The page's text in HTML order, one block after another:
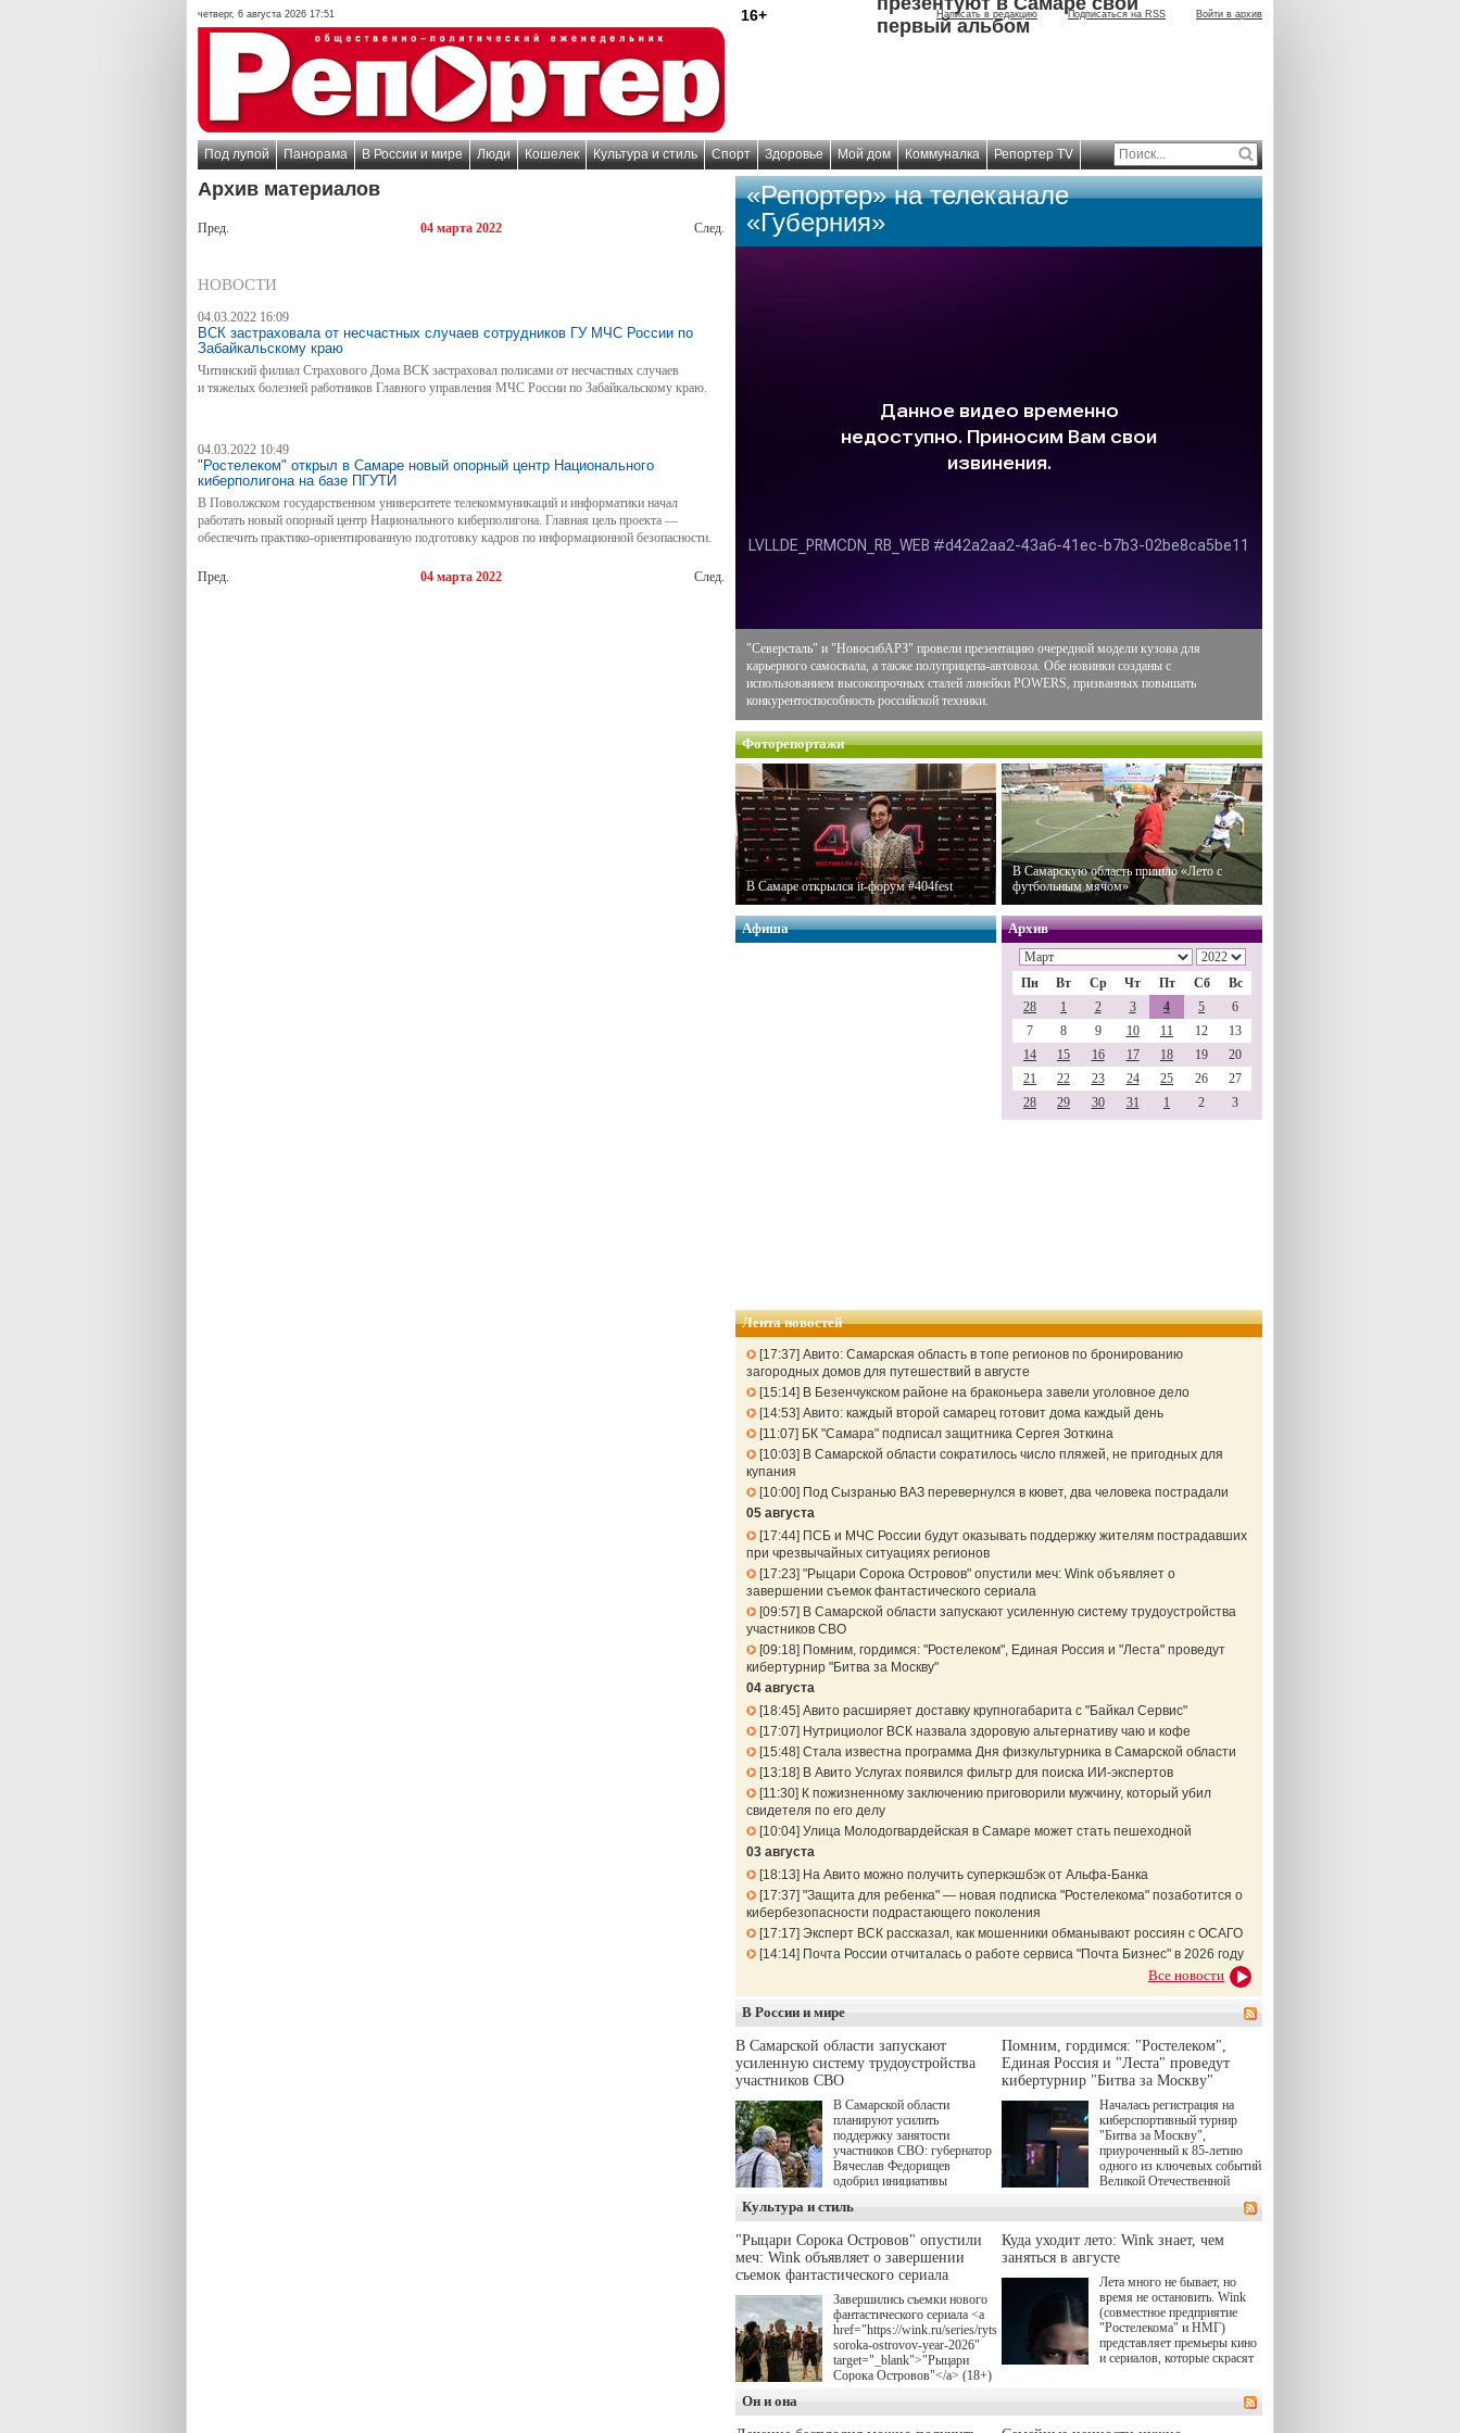
четверг, 6 августа 2026 17:51 16+ Написать в редакцию Подписаться на RSS Войти в архив
первый альбом
Под лупой Панорама В России и мире Люди Кошелек Культура и стиль Спорт Здоровье Мой дом Коммуналка Репортер TV
Архив материалов
Пред. 04 марта 2022 След.
НОВОСТИ
04.03.2022 16:09
ВСК застраховала от несчастных случаев сотрудников ГУ МЧС России по
Забайкальскому краю
Читинский филиал Страхового Дома ВСК застраховал полисами от несчастных случаев
и тяжелых болезней работников Главного управления МЧС России по Забайкальскому краю.
04.03.2022 10:49
"Ростелеком" открыл в Самаре новый опорный центр Национального
киберполигона на базе ПГУТИ
В Поволжском государственном университете телекоммуникаций и информатики начал
работать новый опорный центр Национального киберполигона. Главная цель проекта —
обеспечить практико-ориентированную подготовку кадров по информационной безопасности.
Пред. 04 марта 2022 След.
«Репортер» на телеканале
«Губерния»
"Северсталь" и "НовосибАРЗ" провели презентацию очередной модели кузова для
карьерного самосвала, а также полуприцепа-автовоза. Обе новинки созданы с
использованием высокопрочных сталей линейки POWERS, призванных повышать
конкурентоспособность российской техники.
Фоторепортажи
В Самаре открылся it-форум #404fest
В Самарскую область пришло «Лето с
футбольным мячом»
Афиша Архив
Пн Вт Ср Чт Пт Сб
Вс
28
1 2 3 4 5
6
7
8 9 10 11 12
13
14
15 16 17 18 19
20
21
22 23 24 25 26
27
28
29 30 31 1 2 3
Лента новостей
17:37 Авито: Самарская область в топе регионов по бронированию
загородных домов для путешествий в августе
15:14 В Безенчукском районе на браконьера завели уголовное дело
14:53 Авито: каждый второй самарец готовит дома каждый день
11:07
БК "Самара" подписал защитника Сергея Зоткина
10:03
В Самарской области сократилось число пляжей, не пригодных для
купания
10:00 Под Сызранью ВАЗ перевернулся в кювет, два человека пострадали
05 августа
17:44 ПСБ и МЧС России будут оказывать поддержку жителям пострадавших
при чрезвычайных ситуациях регионов
17:23 "Рыцари Сорока Островов" опустили меч: Wink объявляет о
завершении съемок фантастического сериала
09:57
В Самарской области запускают усиленную систему трудоустройства
участников СВО
09:18 Помним, гордимся: "Ростелеком", Единая Россия и "Леста" проведут
кибертурнир "Битва за Москву"
04 августа
18:45 Авито расширяет доставку крупногабарита с "Байкал Сервис"
17:07
Нутрициолог ВСК назвала здоровую альтернативу чаю и кофе
15:48 Стала известна программа Дня физкультурника в Самарской области
13:18 В Авито Услугах появился фильтр для поиска ИИ-экспертов
11:30 К пожизненному заключению приговорили мужчину, который убил
свидетеля по его делу
10:04 Улица Молодогвардейская в Самаре может стать пешеходной
03 августа
18:13
На Авито можно получить суперкэшбэк от Альфа-Банка
17:37 "Защита для ребенка" — новая подписка "Ростелекома" позаботится о
кибербезопасности подрастающего поколения
17:17 Эксперт ВСК рассказал, как мошенники обманывают россиян с ОСАГО
14:14 Почта России отчиталась о работе сервиса "Почта Бизнес" в 2026 году
Все новости
В России и мире
В Самарской области запускают
усиленную систему трудоустройства
участников СВО
В Самарской области
планируют усилить
поддержку занятости
участников СВО: губернатор
Вячеслав Федорищев
одобрил инициативы
Губернской Думы
направленные на
трудоустройство и более
спокойную адаптацию к
мирной жизни.
Помним, гордимся: "Ростелеком",
Единая Россия и "Леста" проведут
кибертурнир "Битва за Москву"
Началась регистрация на
киберспортивный турнир
"Битва за Москву",
приуроченный к 85-летию
одного из ключевых событий
Великой Отечественной
соревнования по онлайн-игре
"Ростелеком", партия
"Единая Россия", игровая
Победы.
Культура и стиль
"Рыцари Сорока Островов" опустили
меч: Wink объявляет о завершении
съемок фантастического сериала
Завершились съемки нового
фантастического сериала <a
href="https://wink.ru/series/rytsari-
soroka-ostrovov-year-2026"
target="_blank">"Рыцари
Сорока Островов"</a> (18+)
Куда уходит лето: Wink знает, чем
заняться в августе
Лета много не бывает, но
время не остановить. Wink
(совместное предприятие
"Ростелекома" и НМГ)
представляет премьеры кино
и сериалов, которые скрасят
href="https://wink.ru/series/kholod-
Он и она